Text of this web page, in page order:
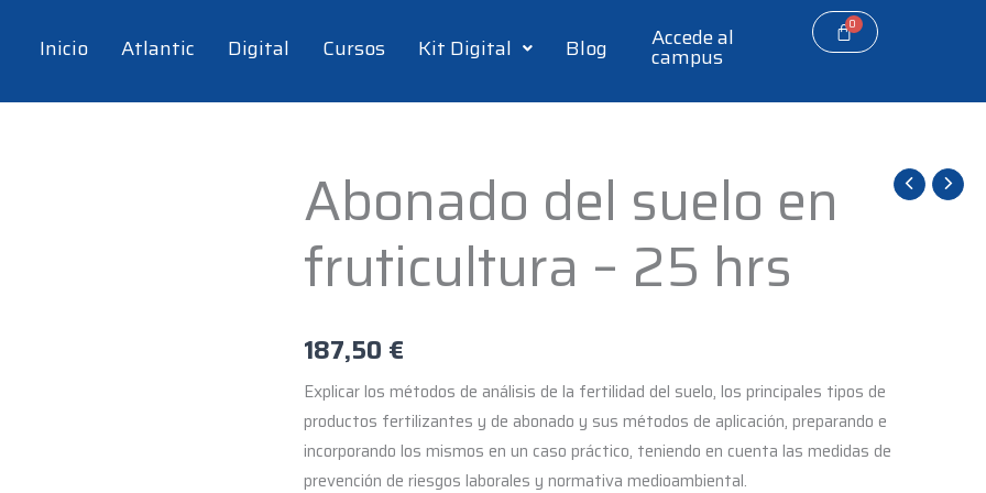
Inicio Atlantic Digital Cursos Kit Digital Blog Accede al
campus
Abonado del suelo en
fruticultura – 25 hrs
187,50 €
Explicar los métodos de análisis de la fertilidad del suelo, los principales tipos de
productos fertilizantes y de abonado y sus métodos de aplicación, preparando e
incorporando los mismos en un caso práctico, teniendo en cuenta las medidas de
prevención de riesgos laborales y normativa medioambiental.
Abonado
del
suelo
en
25
hrs
cantidad